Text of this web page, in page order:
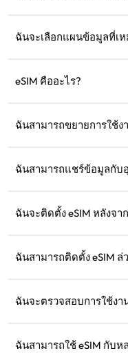
ฉันจะเลือกแผนข้อมูลที่เห
10GB, 20GB)/30 วัน คุณ
eSIM คืออะไร?
จากดาวน์โหลดและติดตั้ง
ฉันสามารถขยายการใช้
จากแผนปัจจุบันหมดอายุ
ฉันสามารถแชร์ข้อมูลกับ
ข้อมูลจะเหมือนกับในโท
ฉันจะติดตั้ง eSIM หลังจา
การติดตั้ง
ฉันสามารถติดตั้ง eSIM ล่
สามารถใช้งานได้ทันทีเมื่
ฉันจะตรวจสอบการใช้ง
บนเว็บไซต์
ฉันสามารถใช้ eSIM กับ